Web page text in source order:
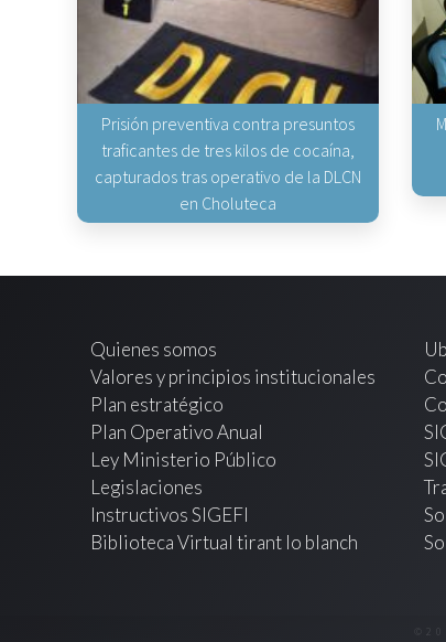
Prisión preventiva contra presuntos
traficantes de tres kilos de cocaína,
capturados tras operativo de la DLCN
en Choluteca
Quienes somos
Valores y principios institucionales
Plan estratégico
Plan Operativo Anual
Ley Ministerio Público
Legislaciones
Instructivos SIGEFI
Biblioteca Virtual tirant lo blanch